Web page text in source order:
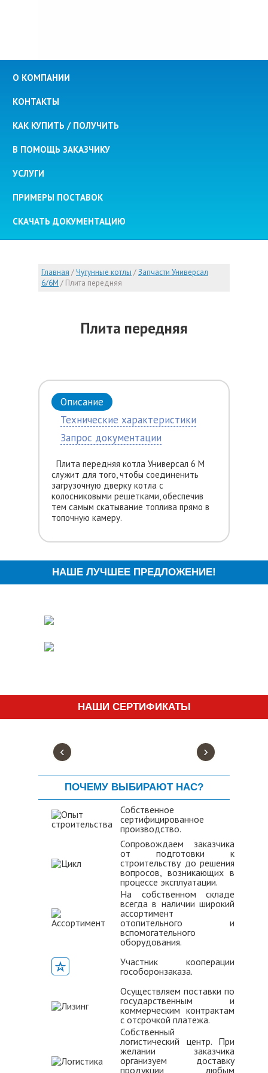
О КОМПАНИИ
КОНТАКТЫ
КАК КУПИТЬ / ПОЛУЧИТЬ
В ПОМОЩЬ ЗАКАЗЧИКУ
УСЛУГИ
ПРИМЕРЫ ПОСТАВОК
СКАЧАТЬ ДОКУМЕНТАЦИЮ
Главная /Чугунные котлы /Запчасти Универсал
6/6М / Плита передняя
Плита передняя
Описание
Технические характеристики
Запрос документации
Плита передняя котла Универсал 6 М
служит для того, чтобы соединенить
загрузочную дверку котла с
колосниковыми решетками, обеспечив
тем самым скатывание топлива прямо в
топочную камеру.
НАШЕ ЛУЧШЕЕ ПРЕДЛОЖЕНИЕ!
НАШИ СЕРТИФИКАТЫ
‹ ›
ПОЧЕМУ ВЫБИРАЮТ НАС?
Собственное
сертифицированное
производство.
Сопровождаем заказчика
от подготовки к
строительству до решения
вопросов, возникающих в
процессе эксплуатации.
На собственном складе
всегда в наличии широкий
ассортимент
отопительного и
вспомогательного
оборудования.
Участник кооперации
гособоронзаказа.
Осуществляем поставки по
государственным и
коммерческим контрактам
с отсрочкой платежа.
Собственный
логистический центр. При
желании заказчика
организуем доставку
продукции любым